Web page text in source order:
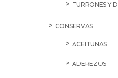
TURRONES Y
CONSERVAS
ACEITUNAS
ADEREZOS